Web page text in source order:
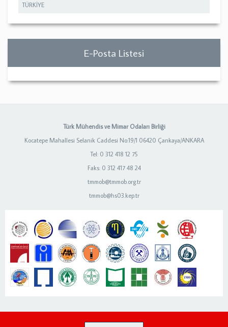
TÜRKİYE
E-Posta Listesi
Türk Mühendis ve Mimar Odaları Birliği
Kocatepe Mahallesi Selanik Caddesi No:19/1 06420 Çankaya/ANKARA
Tel: 0 312 418 12 75
Faks: 0 312 417 48 24
tmmob@tmmob.org.tr
tmmob@hs03.kep.tr